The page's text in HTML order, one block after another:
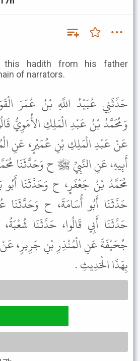
this hadith from his father
of narrators.
حَدَّثَنِي عُبَيْدُ اللَّهِ بْنُ عُمَرَ
وَمُحَمَّدُ بْنُ عَبْدِ الْمَلِكِ الأُمَوِيُّ
عَنْ عَبْدِ الْمَلِكِ بْنِ عُمَيْرٍ، عَنِ
أَبِيهِ، عَنِ النَّبِيِّ ﷺ ح وَحَدَّثَنَا
مُحَمَّدُ بْنُ جَعْفَرٍ، ح وَحَدَّثَنَا
حَدَّثَنَا أَبُو أُسَامَةَ، ح وَحَدَّثَنَا
حَدَّثَنَا أَبِي قَالُوا، حَدَّثَنَا
جُحَيْفَةَ عَنِ الْمُنْذِرِ بْنِ جَرِيرٍ،
بِهَذَا الْحَدِيثِ .